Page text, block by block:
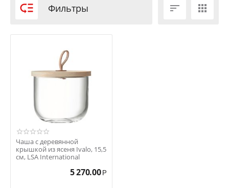
 Фильтры  
Чаша с деревянной
крышкой из ясеня Ivalo, 15,5
см, LSA International
5 270.00 Р